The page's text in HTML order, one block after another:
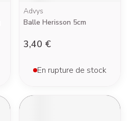
Advys
Balle Herisson 5cm
3,40 €
En rupture de stock